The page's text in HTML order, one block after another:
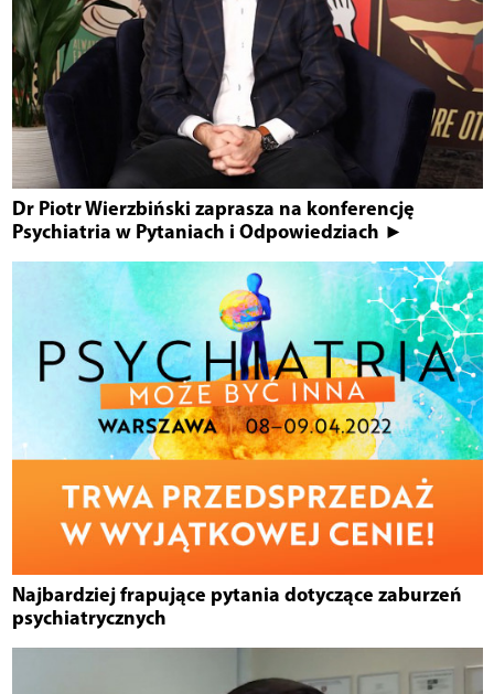
Dr Piotr Wierzbiński zaprasza na konferencję
Psychiatria w Pytaniach i Odpowiedziach ►
Najbardziej frapujące pytania dotyczące zaburzeń
psychiatrycznych